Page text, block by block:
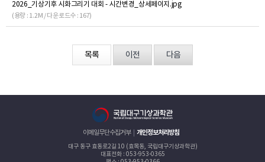
2026_기상기후 시화그리기 대회 - 시간변경_상세페이지.jpg
(용량 : 1.2M / 다운로드수 : 167)
목록 이전 다음
이메일무단수집거부 개인정보처리방침
대구 동구 효동로2길 10 (효목동, 국립대구기상과학관)
대표전화 : 053-953-0365